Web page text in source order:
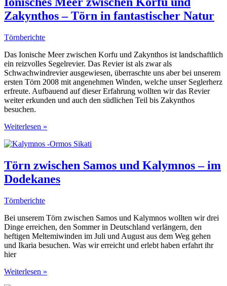
Ankerbucht
mit
Hafen
Zakynthos – Törn in fantastischer Natur
Törnberichte
Das Ionische Meer zwischen Korfu und Zakynthos ist landschaftlich
ein reizvolles Segelrevier. Das Revier ist als zwar als
Schwachwindrevier ausgewiesen, überraschte uns aber bei unserem
ersten Törn 2008 mit angenehmen Winden, welche unser Seglerherz
erfreute. Aufbauend auf dieser Erfahrung wollten wir das Revier
weiter erkunden und auch den südlichen Teil bis Zakynthos
besuchen.
Ionisches
zwischen
und
Zakynthos
–
in
Natur
Weiterlesen »
Törn zwischen Samos und Kalymnos – im
Dodekanes
Törnberichte
Bei unserem Törn zwischen Samos und Kalymnos wollten wir drei
Dinge erreichen, den Sommer in Deutschland verlängern, den
heftigen Meltemiwinden im Juli und August aus dem Weg gehen
und Ikaria besuchen. Was wir erreicht und erlebt haben erfahrt ihr
hier
Törn
Weiterlesen »